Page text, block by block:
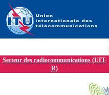
Secteur des radiocommunications (UIT-
R)